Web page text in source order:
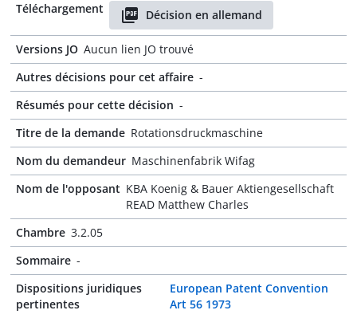
Téléchargement
Décision en allemand
Versions JO Aucun lien JO trouvé
Autres décisions pour cet affaire -
Résumés pour cette décision -
Titre de la demande Rotationsdruckmaschine
Nom du demandeur Maschinenfabrik Wifag
Nom de l'opposant KBA Koenig & Bauer Aktiengesellschaft
READ Matthew Charles
Chambre 3.2.05
Sommaire -
Dispositions juridiques
pertinentes
European Patent Convention
Art 56 1973